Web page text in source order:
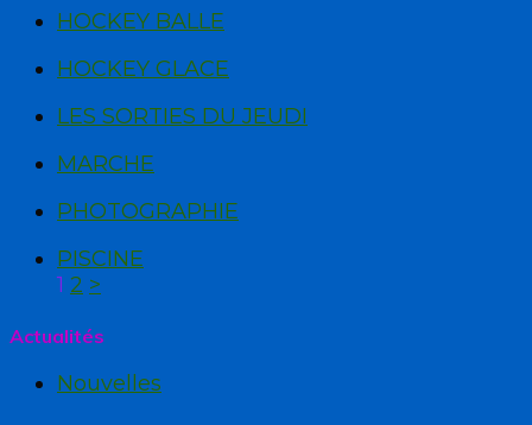
HOCKEY BALLE
HOCKEY GLACE
LES SORTIES DU JEUDI
MARCHE
PHOTOGRAPHIE
PISCINE
1 2 >
Actualités
Nouvelles